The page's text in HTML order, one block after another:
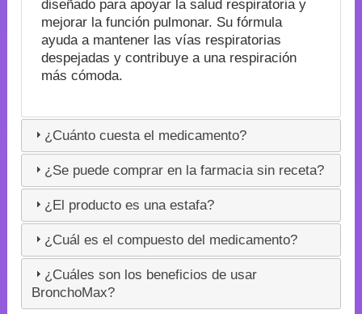
diseñado para apoyar la salud respiratoria y
mejorar la función pulmonar. Su fórmula
ayuda a mantener las vías respiratorias
despejadas y contribuye a una respiración
más cómoda.
¿Cuánto cuesta el medicamento?
¿Se puede comprar en la farmacia sin receta?
¿El producto es una estafa?
¿Cuál es el compuesto del medicamento?
¿Cuáles son los beneficios de usar
BronchoMax?